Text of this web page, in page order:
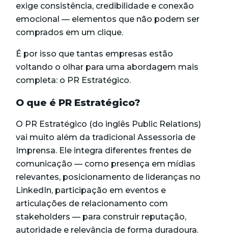
exige consistência, credibilidade e conexão
emocional — elementos que não podem ser
comprados em um clique.
É por isso que tantas empresas estão
voltando o olhar para uma abordagem mais
completa: o PR Estratégico.
O que é PR Estratégico?
O PR Estratégico (do inglês Public Relations)
vai muito além da tradicional Assessoria de
Imprensa. Ele integra diferentes frentes de
comunicação — como presença em mídias
relevantes, posicionamento de lideranças no
LinkedIn, participação em eventos e
articulações de relacionamento com
stakeholders — para construir reputação,
autoridade e relevância de forma duradoura.